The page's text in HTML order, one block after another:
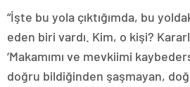
“İşte bu yola çıktığımda, bu
eden biri vardı. Kim, o kişi?
‘Makamımı ve mevkiimi
doğru bildiğinden şaşmayan,